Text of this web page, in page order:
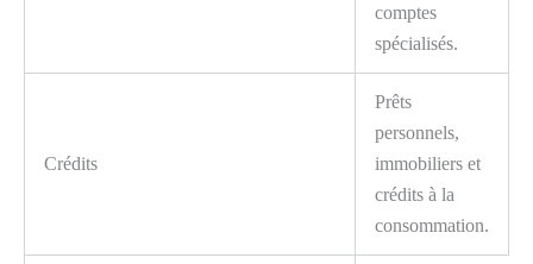
comptes
spécialisés.
Crédits
Prêts
personnels,
immobiliers et
crédits à la
consommation.